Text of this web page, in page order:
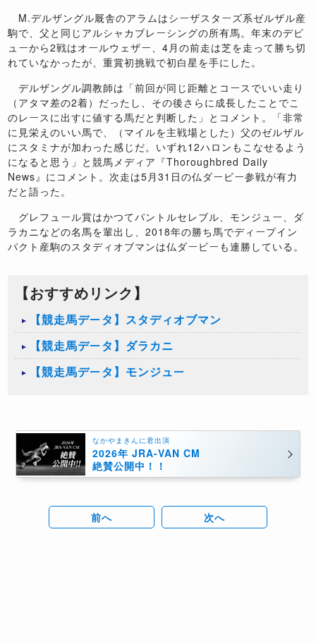
M.デルザングル厩舎のアラムはシーザスターズ系ゼルザル産
駒で、父と同じアルシャカブレーシングの所有馬。年末のデビ
ューから2戦はオールウェザー、4 月の前走は芝を走って勝ち切
れていなかったが、重賞初挑戦で初白星を手にした。
デルザングル調教師は「前回が同じ距離とコースでいい走り
（アタマ差の2着）だったし、その後さらに成長したことでこ
のレースに出すに値する馬だと判断した」とコメント。「非常
に見栄えのいい馬で、（マイルを主戦場とした）父のゼルザル
にスタミナが加わった感じだ。いずれ12ハロンもこなせるよう
になると思う」と競馬メディア『Thoroughbred Daily
News 』にコメント。次走は5 月31 日の仏ダービー参戦が有力
だと語った。
グレフュール賞はかつてパントルセレブル、モンジュー、ダ
ラカニなどの名馬を輩出し、2018年の勝ち馬でディープイン
パクト産駒のスタディオブマンは仏ダービーも連勝している。
【おすすめリンク】
【競走馬データ】スタディオブマン
【競走馬データ】ダラカニ
【競走馬データ】モンジュー
なかやまきんに君出演
2026年 JRA-VAN CM
絶賛公開中！！
前へ 次へ